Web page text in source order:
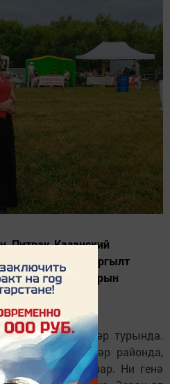
Питрау, Казанский
үтеп тә китте. Саргылт
яшенле яңгырларын
Узган бәйрәмнәр турында.
килешәсезме? Һәр районда,
оештырылды алар. Ни генә